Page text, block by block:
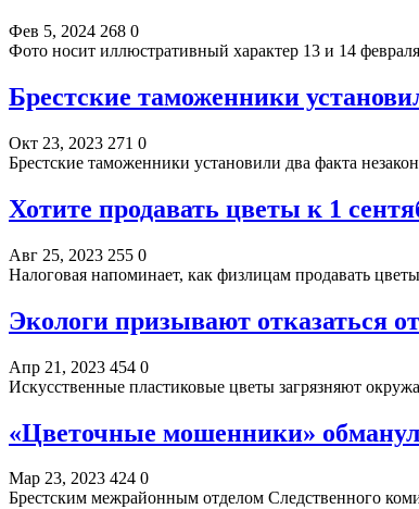
Фев 5, 2024 268 0
Фото носит иллюстративный характер 13 и 14
Брестские таможенники
Окт 23, 2023 271 0
Брестские таможенники установили два факта
Хотите продавать цветы к 1
Авг 25, 2023 255 0
Налоговая напоминает, как физлицам продавать
Экологи призывают отказаться
Апр 21, 2023 454 0
Искусственные пластиковые цветы загрязняют
«Цветочные мошенники»
Мар 23, 2023 424 0
Брестским межрайонным отделом Следственного